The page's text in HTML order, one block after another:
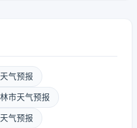
气预报
市天气预报
气预报